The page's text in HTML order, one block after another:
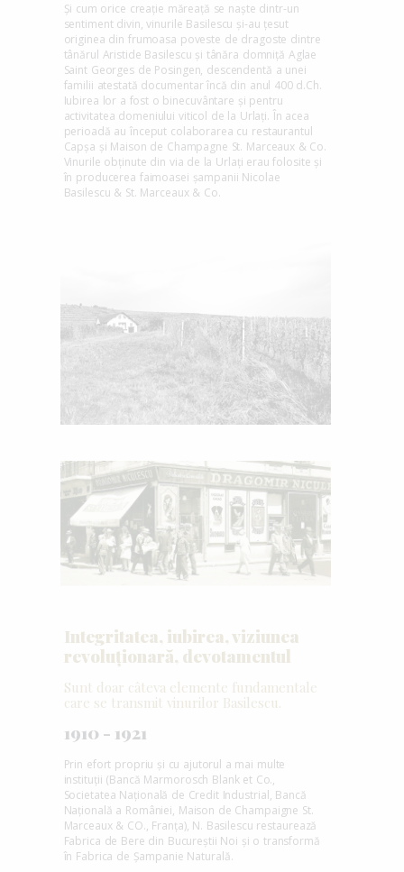
Și cum orice creație măreață se naște dintr-un
sentiment divin, vinurile Basilescu și-au țesut
originea din frumoasa poveste de dragoste dintre
tânărul Aristide Basilescu și tânăra domniță Aglae
Saint Georges de Posingen, descendentă a unei
familii atestată documentar încă din anul 400 d.Ch.
Iubirea lor a fost o binecuvântare și pentru
activitatea domeniului viticol de la Urlați. În acea
perioadă au început colaborarea cu restaurantul
Capșa și Maison de Champagne St. Marceaux & Co.
Vinurile obținute din via de la Urlați erau folosite și
în producerea faimoasei șampanii Nicolae
Basilescu & St. Marceaux & Co.
Integritatea, iubirea, viziunea
revoluționară, devotamentul
Sunt doar câteva elemente fundamentale
care se transmit vinurilor Basilescu.
1910 - 1921
Prin efort propriu și cu ajutorul a mai multe
instituții (Bancă Marmorosch Blank et Co.,
Societatea Națională de Credit Industrial, Bancă
Națională a României, Maison de Champaigne St.
Marceaux & CO., Franța), N. Basilescu restaurează
Fabrica de Bere din Bucureștii Noi și o transformă
în Fabrica de Șampanie Naturală.